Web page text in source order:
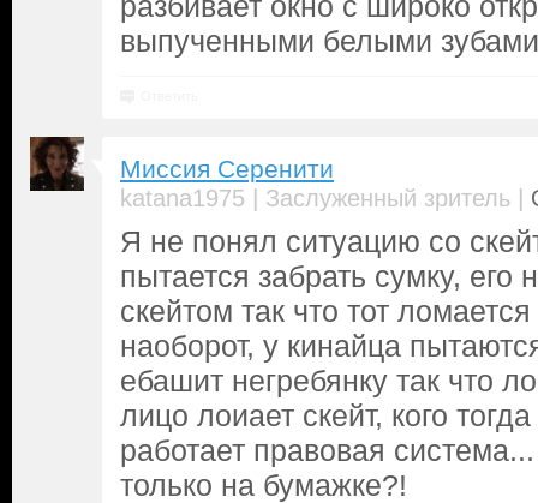
выпученными белыми зубами
Миссия Серенити
katana1975 | Заслуженный зритель |
Я не понял ситуацию со
пытается забрать сумку, его
скейтом так что тот
наоборот, у кинайца
ебашит негребянку так что
лицо лоиает скейт, кого
работает правовая
только на бумажке?!